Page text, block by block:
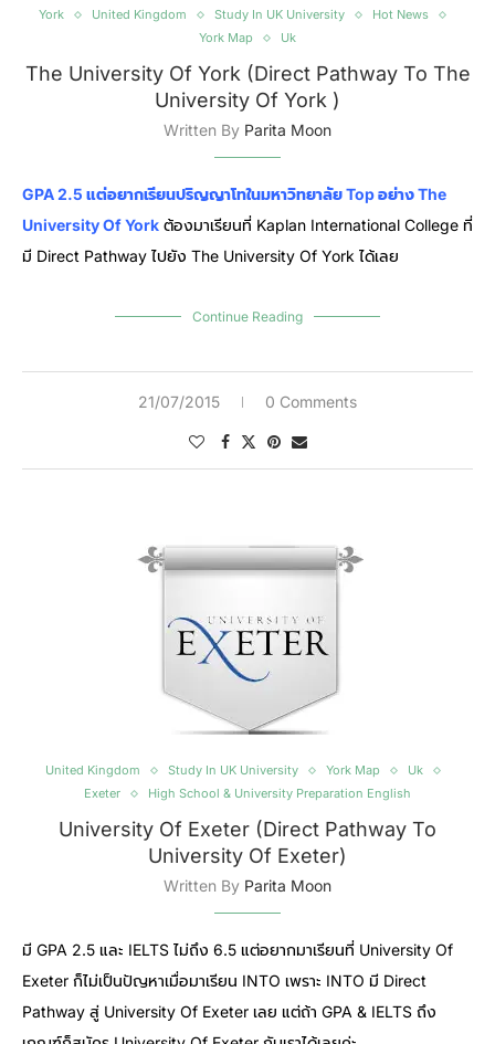
York United Kingdom Study In UK University
Hot News
York Map
Uk
The University Of York (Direct Pathway To The
University Of York )
Written By Parita Moon
GPA 2.5 แต่อยากเรียนปริญญาโทในมหาวิทยาลัย Top อย่าง The
University Of York ต้องมาเรียนที่ Kaplan International College ที่
มี Direct Pathway ไปยัง The University Of York ได้เลย
Continue Reading
21/07/2015 0 Comments
United Kingdom Study In UK University York Map
Uk
Exeter
High School & University Preparation English
University Of Exeter (Direct Pathway To
University Of Exeter)
Written By Parita Moon
มี GPA 2.5 และ IELTS ไม่ถึง 6.5 แต่อยากมาเรียนที่ University Of
Exeter ก็ไม่เป็นปัญหาเมื่อมาเรียน INTO เพราะ INTO มี Direct
Pathway สู่ University Of Exeter เลย แต่ถ้า GPA & IELTS ถึง